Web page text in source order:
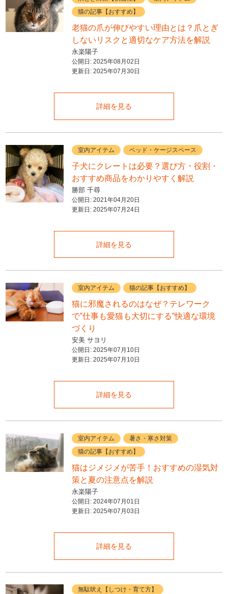
猫の記事【おすすめ】
老猫の爪が伸びやすい理由とは？爪とぎ
しないリスクと適切なケア方法を解説
永楽陽子
公開日: 2025年08月02日
更新日: 2025年07月30日
詳細を見る
室内アイテム ベッド・ケージスペース
子犬にクレートは必要？選び方・役割・
おすすめ商品をわかりやすく解説
勝部 千尋
公開日: 2021年04月20日
更新日: 2025年07月24日
詳細を見る
室内アイテム 猫の記事【おすすめ】
猫に邪魔されるのはなぜ？テレワーク
で‟仕事も愛猫も大切にする”快適な環境
づくり
安美 サヨリ
公開日: 2025年07月10日
更新日: 2025年07月10日
詳細を見る
室内アイテム
暑さ・寒さ対策
猫の記事【おすすめ】
猫はジメジメが苦手！おすすめの湿気対
策と夏の注意点を解説
永楽陽子
公開日: 2024年07月01日
更新日: 2025年07月03日
詳細を見る
無駄吠え【しつけ・育て方】